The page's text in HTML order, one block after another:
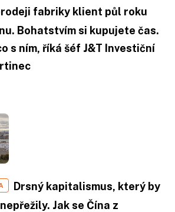
fabriky klient půl roku
Bohatstvím si kupujete čas.
s ním, říká šéf J&T Investiční
Drsný kapitalismus, který by
Jak se Čína z